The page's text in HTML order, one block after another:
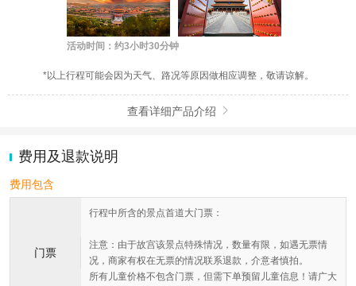
活动时间：约3小时30分钟
*以上行程可能会因为天气、路况等原因做相应调整，敬请谅解。
查看详细产品介绍 
费用及退款说明
费用包含
门票
行程中所含的景点首道大门票：
注意：由于故宫该景点特殊情况，数量有限，如遇无票情
况，商家有权在无票的情况联系退款，介意者慎拍。
所有儿童价格不包含门票，但需下单预留儿童信息！请广大